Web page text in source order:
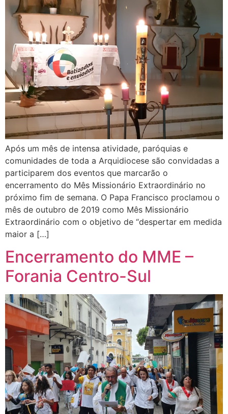
Após um mês de intensa atividade, paróquias e
comunidades de toda a Arquidiocese são convidadas a
participarem dos eventos que marcarão o
encerramento do Mês Missionário Extraordinário no
próximo fim de semana. O Papa Francisco proclamou o
mês de outubro de 2019 como Mês Missionário
Extraordinário com o objetivo de “despertar em medida
maior a […]
Encerramento do MME –
Forania Centro-Sul